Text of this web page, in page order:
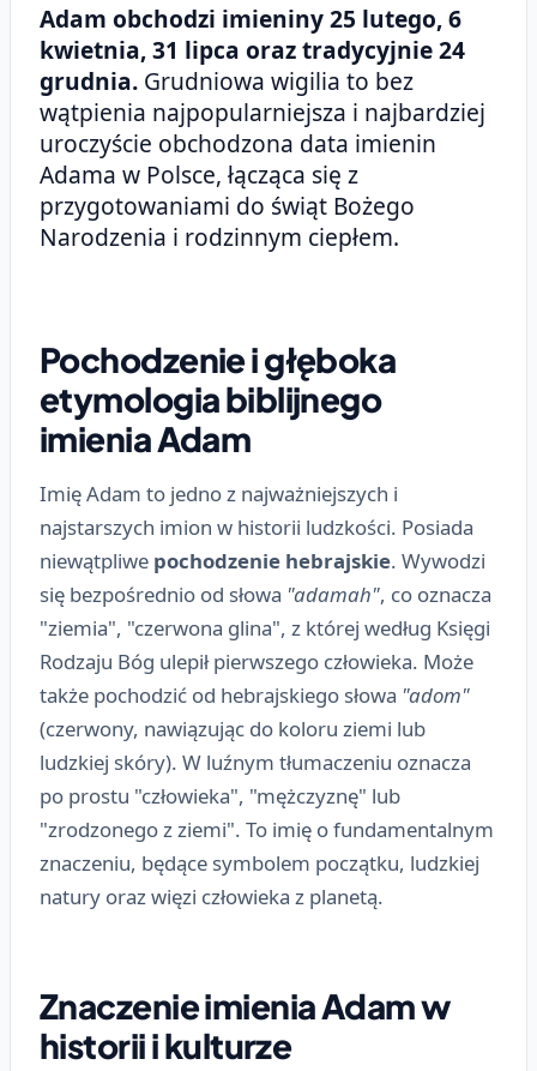
Adam obchodzi imieniny 25 lutego, 6
kwietnia, 31 lipca oraz tradycyjnie 24
grudnia. Grudniowa wigilia to bez
wątpienia najpopularniejsza i najbardziej
uroczyście obchodzona data imienin
Adama w Polsce, łącząca się z
przygotowaniami do świąt Bożego
Narodzenia i rodzinnym ciepłem.
Pochodzenie i głęboka
etymologia biblijnego
imienia Adam
Imię Adam to jedno z najważniejszych i
najstarszych imion w historii ludzkości. Posiada
niewątpliwe pochodzenie hebrajskie. Wywodzi
się bezpośrednio od słowa "adamah", co oznacza
"ziemia", "czerwona glina", z której według Księgi
Rodzaju Bóg ulepił pierwszego człowieka. Może
także pochodzić od hebrajskiego słowa "adom"
(czerwony, nawiązując do koloru ziemi lub
ludzkiej skóry). W luźnym tłumaczeniu oznacza
po prostu "człowieka", "mężczyznę" lub
"zrodzonego z ziemi". To imię o fundamentalnym
znaczeniu, będące symbolem początku, ludzkiej
natury oraz więzi człowieka z planetą.
Znaczenie imienia Adam w
historii i kulturze